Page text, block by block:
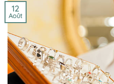
12
Août